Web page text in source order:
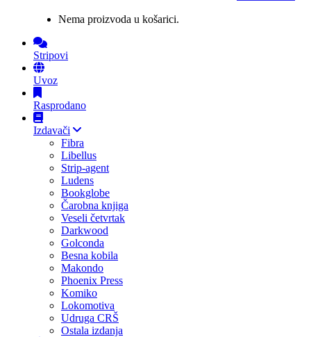
Nema proizvoda u košarici.
Stripovi
Uvoz
Rasprodano
Izdavači
Fibra
Libellus
Strip-agent
Ludens
Bookglobe
Čarobna knjiga
Veseli četvrtak
Darkwood
Golconda
Besna kobila
Makondo
Phoenix Press
Komiko
Lokomotiva
Udruga CRŠ
Ostala izdanja